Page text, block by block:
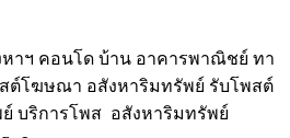
าฯ คอนโด บ้าน อาคารพาณิชย์ ทา
สต์โฆษณา อสังหาริมทรัพย์ รับโพสต์
บริการโพส อสังหาริมทรัพย์